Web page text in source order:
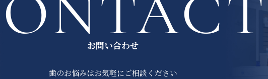
お問い合わせ
歯のお悩みはお気軽にご相談ください